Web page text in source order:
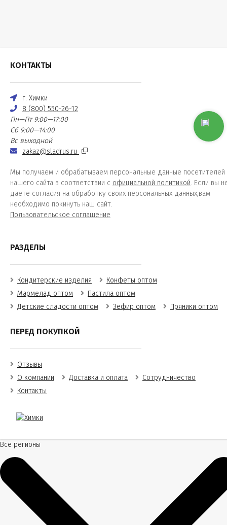
КОНТАКТЫ
г. Химки
8 (800) 550-26-12
Пн—Пт 9:00—17:00
Сб 9:00—14:00
Вс выходной
zakaz@sladrus.ru
Мы получаем и обрабатываем персональные данные посетителей
нашего сайта в соответствии с официальной политикой. Если вы
даете согласия на обработку своих персональных данных,вам
необходимо покинуть наш сайт.
Пользовательское соглашение
РАЗДЕЛЫ
Кондитерские изделия
Конфеты оптом
Мармелад оптом
Пастила оптом
Детские сладости оптом
Зефир оптом Пряники оптом
ПЕРЕД ПОКУПКОЙ
Отзывы
О компании
Доставка и оплата
Сотрудничество
Контакты
Все регионы